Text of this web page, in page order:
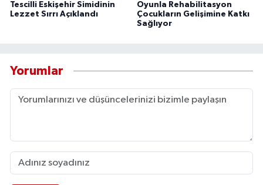
Tescilli Eskişehir Simidinin
Lezzet Sırrı Açıklandı
Oyunla Rehabilitasyon
Çocukların Gelişimine Katkı
Sağlıyor
Yorumlar